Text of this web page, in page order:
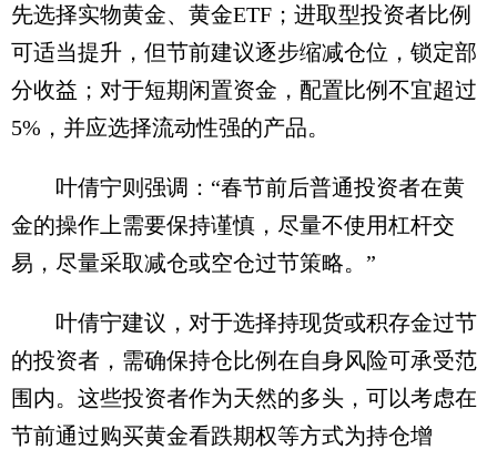
先选择实物黄金、黄金ETF；进取型投资者比例
可适当提升，但节前建议逐步缩减仓位，锁定部
分收益；对于短期闲置资金，配置比例不宜超过
5%，并应选择流动性强的产品。
叶倩宁则强调：“春节前后普通投资者在黄
金的操作上需要保持谨慎，尽量不使用杠杆交
易，尽量采取减仓或空仓过节策略。”
叶倩宁建议，对于选择持现货或积存金过节
的投资者，需确保持仓比例在自身风险可承受范
围内。这些投资者作为天然的多头，可以考虑在
节前通过购买黄金看跌期权等方式为持仓增